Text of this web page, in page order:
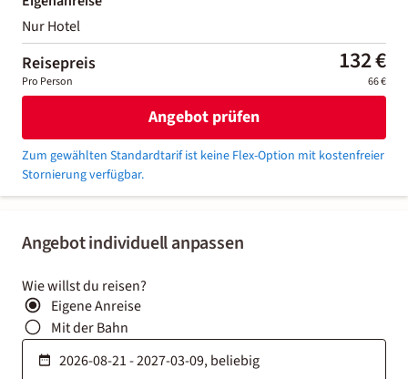
Angebot individuell anpassen
Wie willst du reisen?
Eigene Anreise
Mit der Bahn
Nur Hotel
Reisepreis 132 €
Pro Person 66 €
Angebot prüfen
Zum gewählten Standardtarif ist keine Flex-Option mit kostenfreier
Stornierung verfügbar.